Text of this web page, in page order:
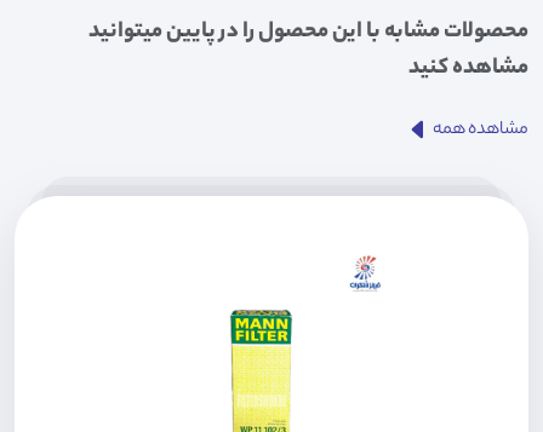
محصولات مشابه با این محصول را در پایین میتوانید
مشاهده کنید
مشاهده همه